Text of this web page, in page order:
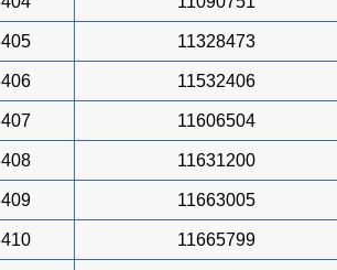
405 11328473
406 11532406
407 11606504
408 11631200
409 11663005
410 11665799